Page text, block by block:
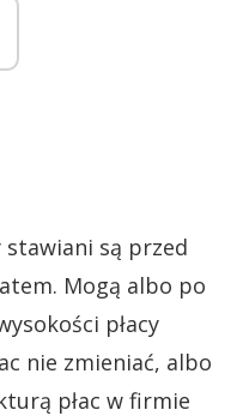
stawiani są przed
Mogą albo po
płacy
nie zmieniać, albo
płac w firmie